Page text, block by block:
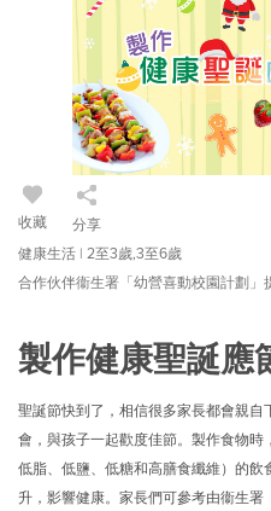
收藏
分享
健康生活 | 2至3歲,3至6歲
合作伙伴衞生署「幼營喜動校園計劃」
製作健康聖誕應
聖誕節快到了，相信很多家長都會親
會，與孩子一起歡度佳節。製作食物
低脂、低鹽、低糖和高膳食纖維）的
升，影響健康。家長們可參考由衞生